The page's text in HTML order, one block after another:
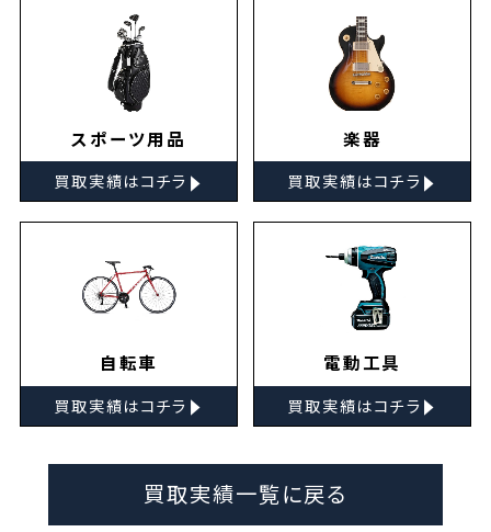
スポーツ用品
買取実績はコチラ ▸
楽器
買取実績はコチラ ▸
自転車
買取実績はコチラ ▸
電動工具
買取実績はコチラ ▸
買取実績一覧に戻る